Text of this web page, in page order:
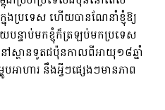
នុងប្រទេស ហើយបានណែនាំខ្ញុំឱ្យ
ន្ទាប់មកខ្ញុំក៏ត្រឡប់មកប្រទេស
រ​នៅ​ស្ថាន​ទូត​ជប៉ុន​កាល​ពី​អាយុ​១៨​ឆ្នាំ
ប​អាហារ នឹងអ្វីៗផ្សេងៗមានភាព